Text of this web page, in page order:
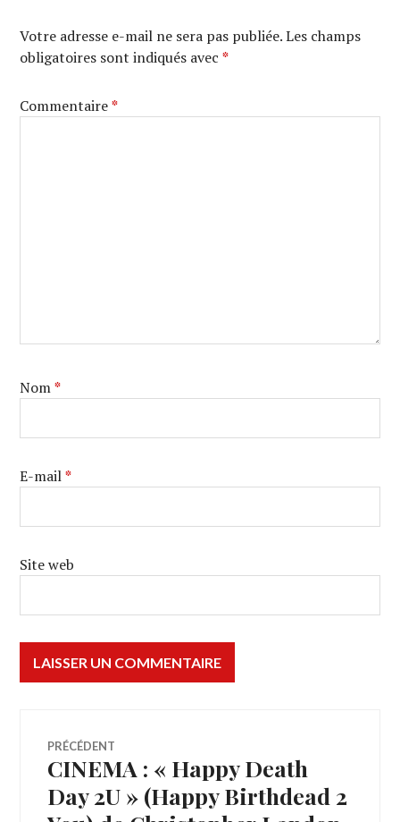
Votre adresse e-mail ne sera pas publiée. Les champs
obligatoires sont indiqués avec*
Commentaire*
Nom*
E-mail*
Site web
Navigation
de
PRÉCÉDENT
Article
précédent :
CINEMA : « Happy Death
Day 2U » (Happy Birthdead 2